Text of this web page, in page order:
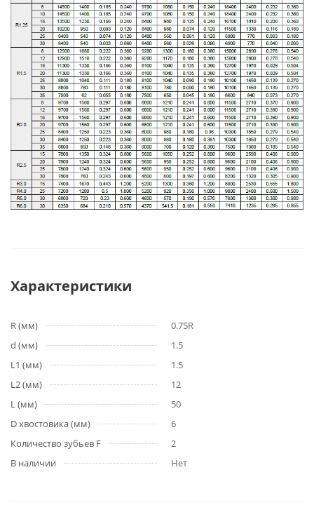
Характеристики
R (мм)
0.75R
d (мм)
1.5
L1 (мм)
1.5
L2 (мм)
12
L (мм)
50
D хвостовика (мм)
6
Количество зубьев F
2
В наличии
Нет